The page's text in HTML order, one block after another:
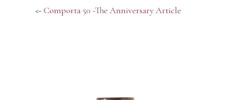
<- Comporta 50 -The Anniversary Article